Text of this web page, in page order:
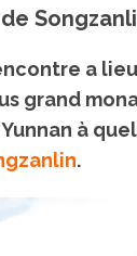
a
grand
à
.